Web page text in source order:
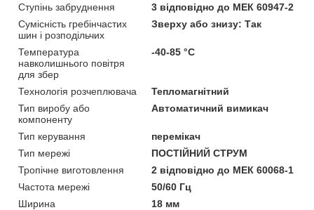
Ступінь забруднення
3 відповідно до МЕК 60947-2
Сумісність гребінчастих
шин і розподільчих
Зверху або знизу: Так
Температура
навколишнього повітря
для збер
-40-85 °C
Технологія розчеплювача
Тепломагнітний
Тип виробу або
компоненту
Автоматичний вимикач
Тип керування
перемікач
Тип мережі
ПОСТІЙНИЙ СТРУМ
Тропічне виготовлення
2 відповідно до МЕК 60068-1
Частота мережі
50/60 Гц
Ширина
18 мм